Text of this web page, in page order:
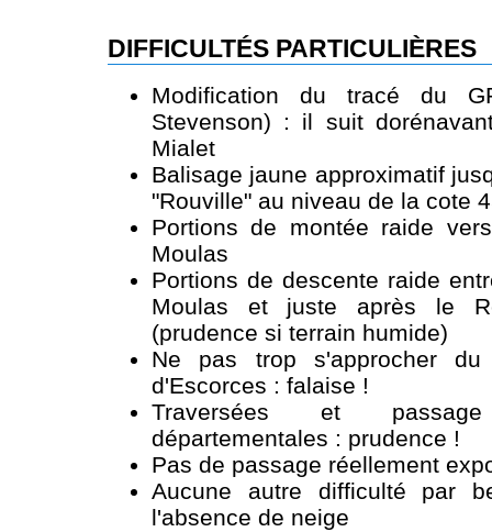
DIFFICULTÉS PARTICULIÈRES
Modification du tracé du
Stevenson) : il suit
Mialet
Balisage jaune approximatif
"Rouville" au niveau de la cote
Portions de montée raide
Moulas
Portions de descente raide
Moulas et juste après le
(prudence si terrain humide)
Ne pas trop s'approcher
d'Escorces : falaise !
Traversées et
départementales : prudence !
Pas de passage réellement
Aucune autre difficulté par
l'absence de neige